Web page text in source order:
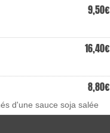
9,50€
16,40€
8,80€
d'une sauce soja salée